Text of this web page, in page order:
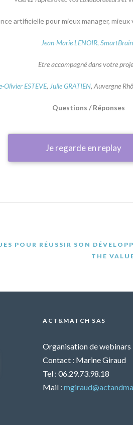
artificielle pour mieux manager,
Jean-Marie LENOIR, SmartBrain
Etre accompagné dans votre
Olivier ESTEVE, Julie GRATIEN, Auvergne
Questions / Réponses
Je regarde en replay
POUR RÉUSSIR SON
THE
ACT&MATCH SAS
Organisation de webinars
Contact : Marine Giraud
Tel : 06.29.73.98.18
Mail :